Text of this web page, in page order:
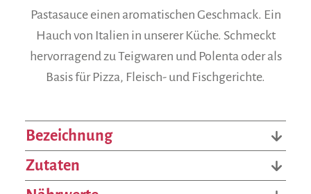
Pastasauce einen aromatischen Geschmack. Ein
Hauch von Italien in unserer Küche. Schmeckt
hervorragend zu Teigwaren und Polenta oder als
Basis für Pizza, Fleisch- und Fischgerichte.
Bezeichnung
Zutaten